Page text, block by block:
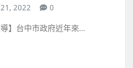
2022 0
】台中市政府近年來…